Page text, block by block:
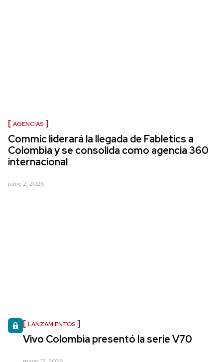
AGENCIAS
Commic liderará la llegada de Fabletics a
Colombia y se consolida como agencia 360
internacional
junio 2, 2026
LANZAMIENTOS
Vivo Colombia presentó la serie V70